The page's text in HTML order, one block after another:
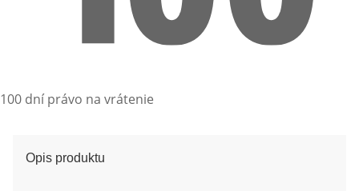
100 dní právo na vrátenie
Opis produktu